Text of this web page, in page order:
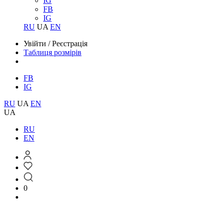
FB
IG
RU UA EN
Увійти /Реєстрація
Таблиця розмірів
FB
IG
RU UA EN
UA
RU
EN
0